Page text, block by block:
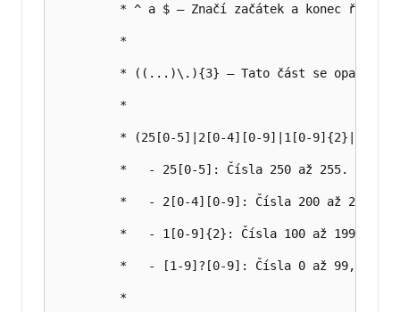
* ^ a $ – Značí začátek a konec
         *
* ((...)\.){3} – Tato část se opakuje
         *
* (25[0-5]|2[0-4][0-9]|1[0-9]{2}|[1-
         *   - 25[0-5]: Čísla 250 až 255.
         *   - 2[0-4][0-9]: Čísla 200 až 249.
         *   - 1[0-9]{2}: Čísla 100 až 199.
*   - [1-9]?[0-9]: Čísla 0 až 99,
         *